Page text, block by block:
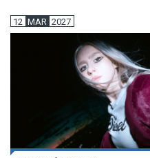
12 MAR 2027